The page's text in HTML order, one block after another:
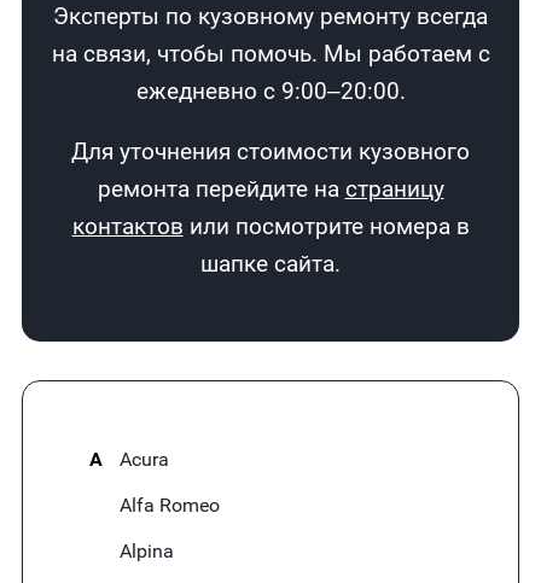
Эксперты по кузовному ремонту всегда
на связи, чтобы помочь. Мы работаем с
ежедневно с 9:00–20:00.
Для уточнения стоимости кузовного
ремонта перейдите на страницу
контактов или посмотрите номера в
шапке сайта.
A
Acura
Alfa Romeo
Alpina